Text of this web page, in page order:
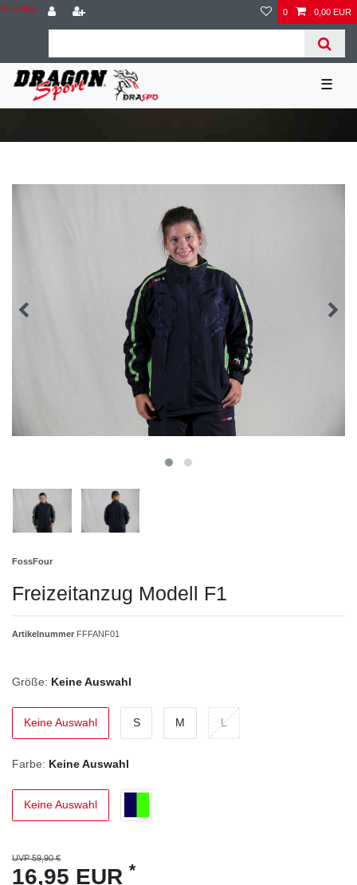
Zum Blog 0 0,00 EUR
☰
FossFour
Freizeitanzug Modell F1
Artikelnummer FFFANF01
Größe: Keine Auswahl
Keine Auswahl S M L
Farbe: Keine Auswahl
Keine Auswahl
UVP 59,90 €
16,95 EUR *